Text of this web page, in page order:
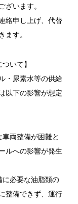
います。
絡申し上げ、代替
す。
いて】
・尿素水等の供給
以下の影響が想定
両整備が困難と
ルへの影響が発生
に必要な油脂類の
整備できず、運行